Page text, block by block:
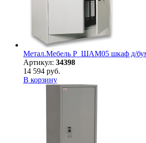
Метал.Мебель P_ШАМ05 шкаф д/
Артикул: 34398
14 594 руб.
В корзину